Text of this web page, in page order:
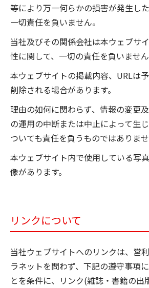
等により万一何らかの損害が発生し
一切責任を負いません。
当社及びその関係会社は本ウェブサ
性に関して、一切の責任を負いません
本ウェブサイトの掲載内容、URLは
削除される場合があります。
理由の如何に関わらず、情報の変更
の運用の中断または中止によって生
ついても責任を負うものではありませ
本ウェブサイト内で使用している写
像があります。
リンクについて
当社ウェブサイトへのリンクは、営
ラネットを問わず、下記の遵守事項
とを条件に、リンク(雑誌・書籍の出